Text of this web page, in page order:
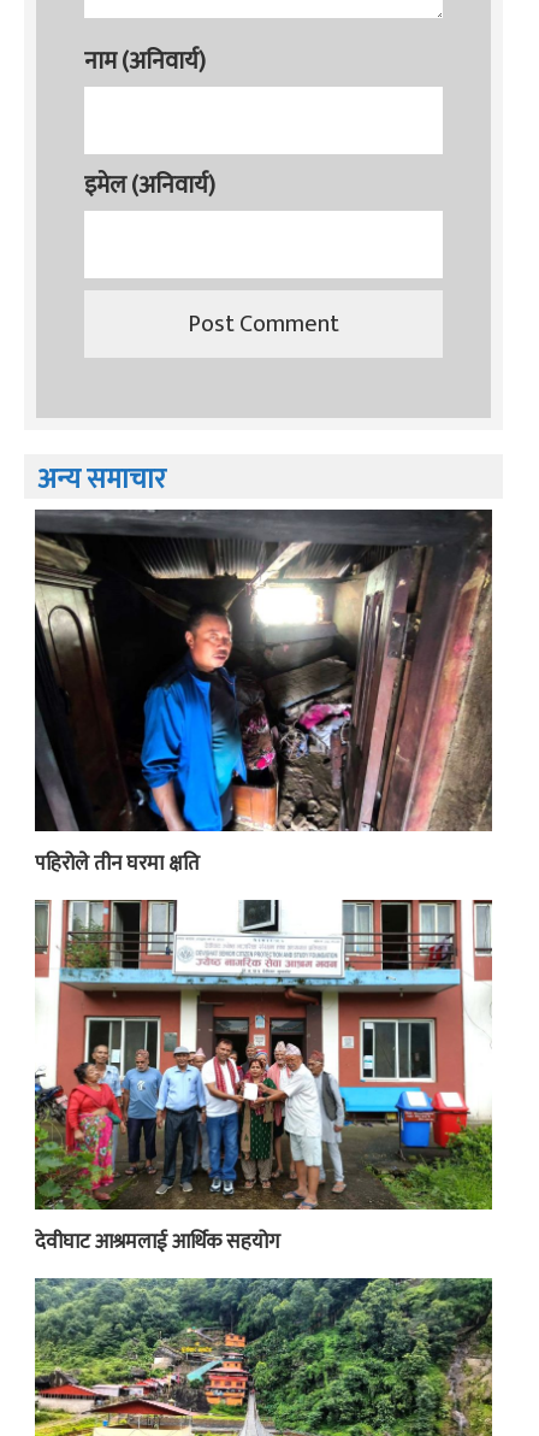
नाम (अनिवार्य)
इमेल (अनिवार्य)
अन्य समाचार
पहिरोले तीन घरमा क्षति
देवीघाट आश्रमलाई आर्थिक सहयोग